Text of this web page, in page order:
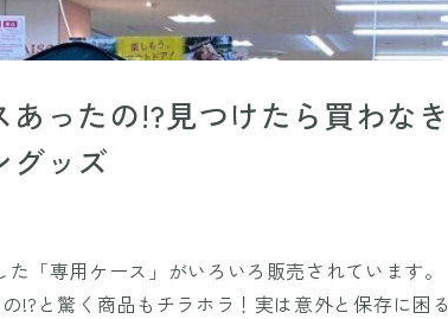
あったの!?見つけたら買わなき
グッズ
「専用ケース」がいろいろ販売されています。
!?と驚く商品もチラホラ！実は意外と保存に困る